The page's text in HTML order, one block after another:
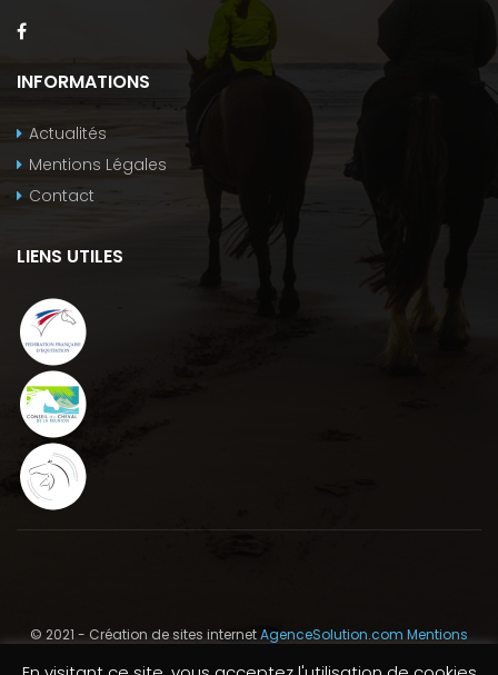
INFORMATIONS
Actualités
Mentions Légales
Contact
LIENS UTILES
© 2021 - Création de sites internetAgenceSolution.com Mentions